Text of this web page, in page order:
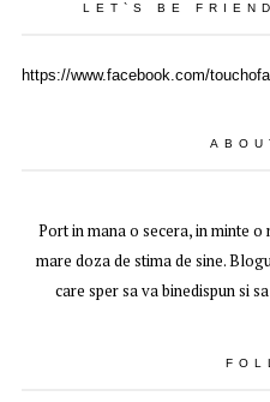
LET`S BE
https://www.facebook.com/
Port in mana o secera, in minte
mare doza de stima de sine.
care sper sa va binedispun si